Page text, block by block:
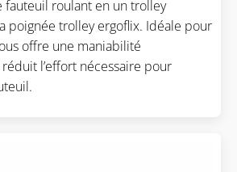
fauteuil roulant en un trolley
poignée trolley ergoflix. Idéale pour
offre une maniabilité
l’effort nécessaire pour